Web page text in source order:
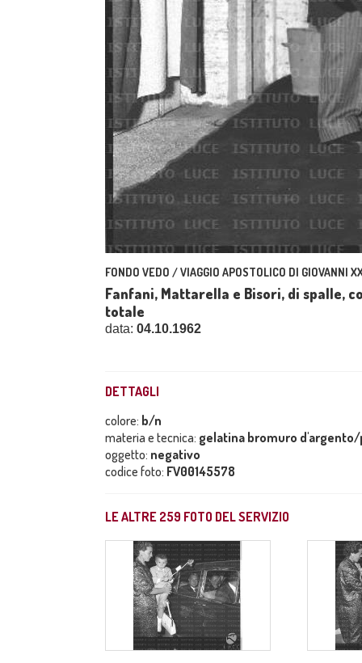
FONDO VEDO / VIAGGIO APOSTOLICO DI GIOVANNI
Fanfani, Mattarella e Bisori, di spalle,
totale
data: 04.10.1962
DETTAGLI
colore: b/n
materia e tecnica: gelatina bromuro
oggetto: negativo
codice foto: FV00145578
LE ALTRE 259 FOTO DEL SERVIZIO